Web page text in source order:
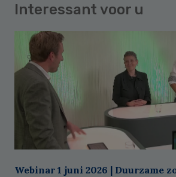
Interessant voor u
Webinar 1 juni 2026 | Duurzame